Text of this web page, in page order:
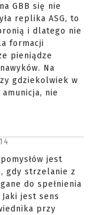
GBB się nie
replika ASG, to
i dlatego nie
formacji
pieniądze
Na
gdziekolwiek w
nie
jest
gdy strzelanie z
do spełnienia
jest sens
przy